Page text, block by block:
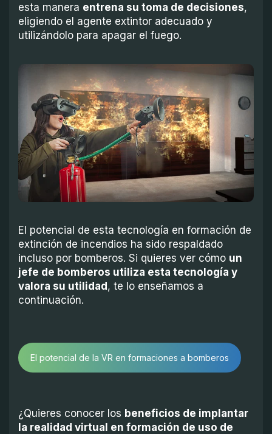
esta manera entrena su toma de decisiones,
eligiendo el agente extintor adecuado y
utilizándolo para apagar el fuego.
El potencial de esta tecnología en formación de
extinción de incendios ha sido respaldado
incluso por bomberos. Si quieres ver cómo un
jefe de bomberos utiliza esta tecnología y
valora su utilidad, te lo enseñamos a
continuación.
El potencial de la VR en formaciones a bomberos
¿Quieres conocer los beneficios de implantar
la realidad virtual en formación de uso de